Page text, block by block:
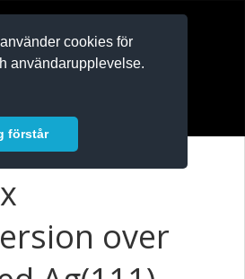
cookies för
användarupplevelse.
förstår
over